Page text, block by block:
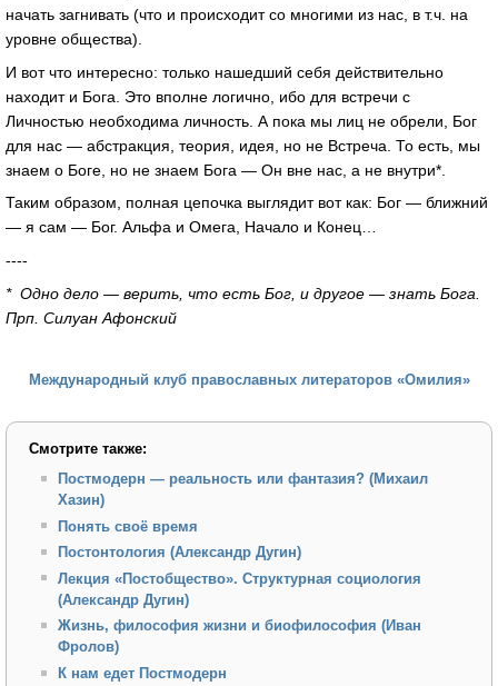
начать загнивать (что и происходит со многими из нас, в т.ч. на
уровне общества).
И вот что интересно: только нашедший себя действительно
находит и Бога. Это вполне логично, ибо для встречи с
Личностью необходима личность. А пока мы лиц не обрели, Бог
для нас — абстракция, теория, идея, но не Встреча. То есть, мы
знаем о Боге, но не знаем Бога — Он вне нас, а не внутри*.
Таким образом, полная цепочка выглядит вот как: Бог — ближний
— я сам — Бог. Альфа и Омега, Начало и Конец…
----
* Одно дело — верить, что есть Бог, и другое — знать Бога.
Прп. Силуан Афонский
Международный клуб православных литераторов «Омилия»
Смотрите также:
Постмодерн — реальность или фантазия? (Михаил
Хазин)
Понять своё время
Постонтология (Александр Дугин)
Лекция «Постобщество». Структурная социология
(Александр Дугин)
Жизнь, философия жизни и биофилософия (Иван
Фролов)
К нам едет Постмодерн